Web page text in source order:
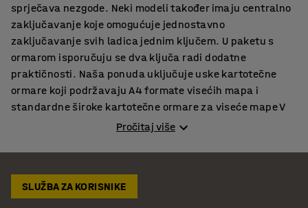
sprječava nezgode. Neki modeli također imaju centralno
zaključavanje koje omogućuje jednostavno
zaključavanje svih ladica jednim ključem. U paketu s
ormarom isporučuju se dva ključa radi dodatne
praktičnosti. Naša ponuda uključuje uske kartotečne
ormare koji podržavaju A4 formate visećih mapa i
standardne široke kartotečne ormare za viseće mape V
dizajna kako bi zadovoljili specifične potrebe vašeg
kompletnu ponudu u nastavku:
Drveni i metalni kartotečni ormari koji se uklapaju u vaš
ured
Pročitaj više
SLUŽBA ZA KORISNIKE